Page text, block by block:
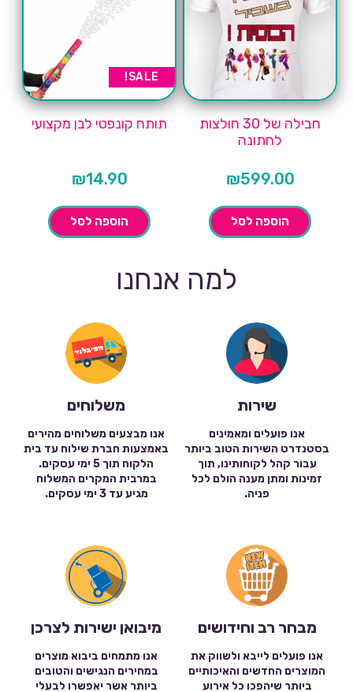
חבילה של 30 חולצות
לחתונה
₪599.00
הוספה לסל
SALE!
תותח קונפטי לבן מקצועי
₪14.90
הוספה לסל
למה אנחנו
שירות
אנו פועלים ומאמינים
בסטנדרט השירות הטוב ביותר
עבור קהל לקוחותינו, תוך
זמינות ומתן מענה הולם לכל
פניה.
משלוחים
אנו מבצעים משלוחים מהירים
באמצעות חברת שילוח עד בית
הלקוח תוך 5 ימי עסקים.
במרבית המקרים המשלוח
מגיע עד 3 ימי עסקים.
מבחר רב וחידושים
אנו פועלים לייבא ולשווק את
המוצרים החדשים והאיכותיים
ביותר שיהפכו כל אירוע
מיבואן ישירות לצרכן
אנו מתמחים ביבוא מוצרים
במחירים הנגישים והטובים
ביותר אשר יאפשרו לבעלי